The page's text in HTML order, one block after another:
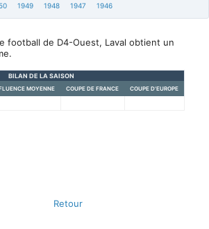
1949 1948 1947 1946
football de D4-Ouest, Laval obtient un
BILAN DE LA SAISON
MOYENNE COUPE DE FRANCE COUPE D'EUROPE
Retour